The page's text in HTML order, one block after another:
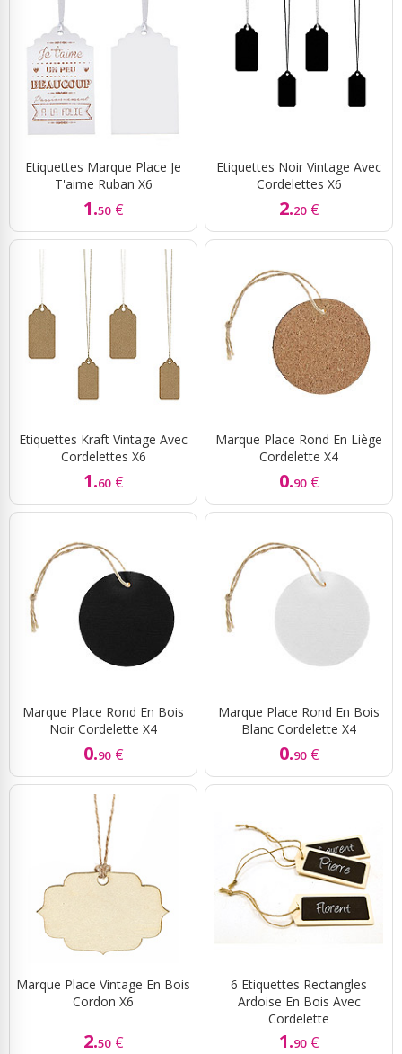
Etiquettes Marque Place Je
T'aime Ruban X6
1.50 €
Etiquettes Noir Vintage Avec
Cordelettes X6
2.20 €
Etiquettes Kraft Vintage Avec
Cordelettes X6
1.60 €
Marque Place Rond En Liège
Cordelette X4
0.90 €
Marque Place Rond En Bois
Noir Cordelette X4
0.90 €
Marque Place Rond En Bois
Blanc Cordelette X4
0.90 €
Marque Place Vintage En Bois
Cordon X6
2.50 €
6 Etiquettes Rectangles
Ardoise En Bois Avec
Cordelette
1.90 €